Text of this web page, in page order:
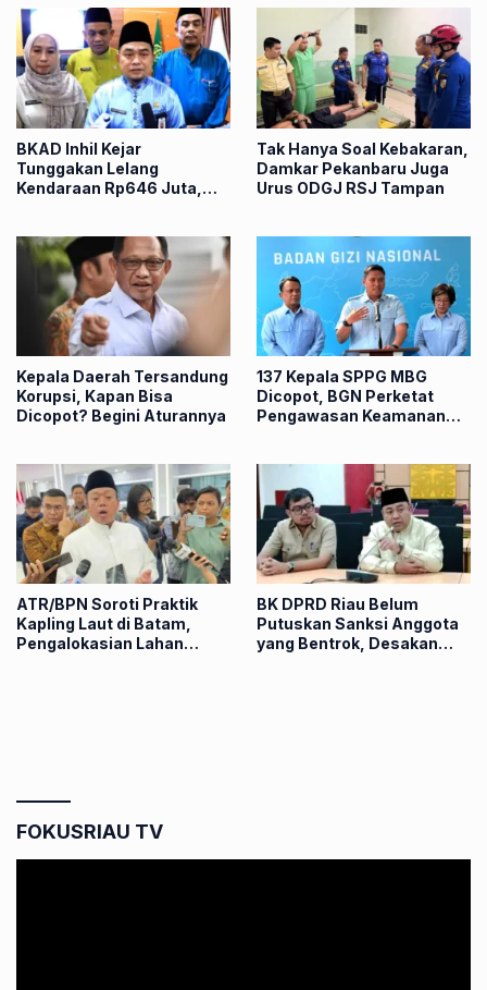
BKAD Inhil Kejar
Tunggakan Lelang
Kendaraan Rp646 Juta,
Tak Hanya Soal Kebakaran,
Damkar Pekanbaru Juga
Urus ODGJ RSJ Tampan
Kepala Daerah Tersandung
Korupsi, Kapan Bisa
Dicopot? Begini Aturannya
137 Kepala SPPG MBG
Dicopot, BGN Perketat
Pengawasan Keamanan
ATR/BPN Soroti Praktik
Kapling Laut di Batam,
Pengalokasian Lahan
BK DPRD Riau Belum
Putuskan Sanksi Anggota
yang Bentrok, Desakan
FOKUSRIAU TV